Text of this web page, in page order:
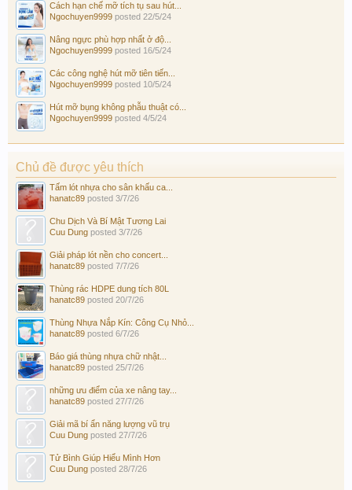
Cách hạn chế mỡ tích tụ sau hút...
Ngochuyen9999 posted 22/5/24
Nâng ngực phù hợp nhất ở độ...
Ngochuyen9999 posted 16/5/24
Các công nghệ hút mỡ tiên tiến...
Ngochuyen9999 posted 10/5/24
Hút mỡ bụng không phẫu thuật có...
Ngochuyen9999 posted 4/5/24
Chủ đề được yêu thích
Tấm lót nhựa cho sân khấu ca...
hanatc89 posted 3/7/26
Chu Dịch Và Bí Mật Tương Lai
Cuu Dung posted 3/7/26
Giải pháp lót nền cho concert...
hanatc89 posted 7/7/26
Thùng rác HDPE dung tích 80L
hanatc89 posted 20/7/26
Thùng Nhựa Nắp Kín: Công Cụ Nhỏ...
hanatc89 posted 6/7/26
Báo giá thùng nhựa chữ nhật...
hanatc89 posted 25/7/26
những ưu điểm của xe nâng tay...
hanatc89 posted 27/7/26
Giải mã bí ẩn năng lượng vũ trụ
Cuu Dung posted 27/7/26
Tử Bình Giúp Hiểu Mình Hơn
Cuu Dung posted 28/7/26